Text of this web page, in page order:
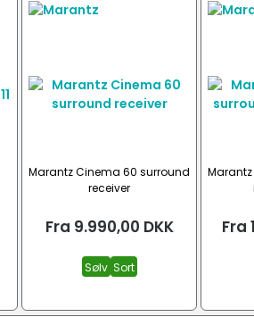
Marantz Cinema 60 surround
receiver
Fra 9.990,00 DKK
Sølv Sort
Fra